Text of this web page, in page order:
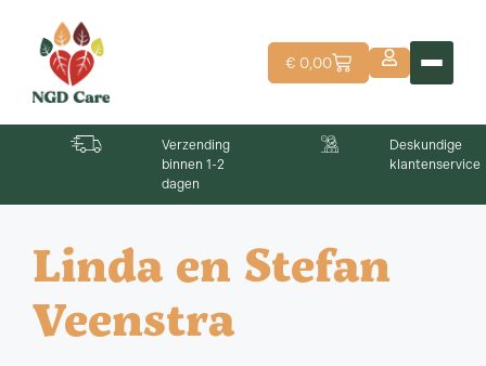
€ 0,00
Verzending
binnen 1-2
dagen
Deskundige
klantenservice
Linda en Stefan
Veenstra